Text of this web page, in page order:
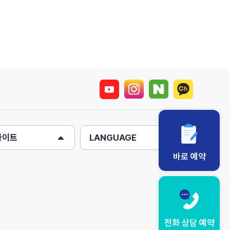
트
LANGUAGE
바로 예약
전화 상담 예약